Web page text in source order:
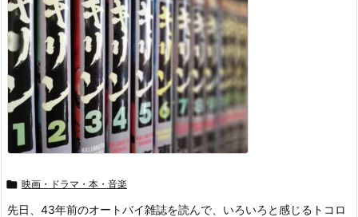
 映画・ドラマ・本・音楽
先日、43年前のオートバイ雑誌を読んで、いろいろと感じるトコロ